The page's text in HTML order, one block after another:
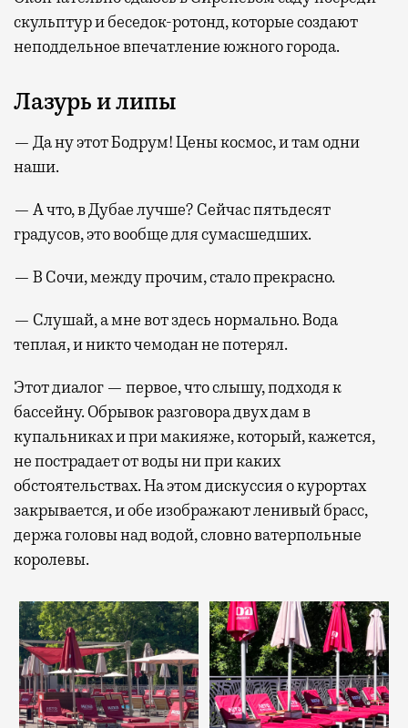
скульптур и беседок-ротонд, которые создают
неподдельное впечатление южного города.
Лазурь и липы
— Да ну этот Бодрум! Цены космос, и там одни
наши.
— А что, в Дубае лучше? Сейчас пятьдесят
градусов, это вообще для сумасшедших.
— В Сочи, между прочим, стало прекрасно.
— Слушай, а мне вот здесь нормально. Вода
теплая, и никто чемодан не потерял.
Этот диалог — первое, что слышу, подходя к
бассейну. Обрывок разговора двух дам в
купальниках и при макияже, который, кажется,
не пострадает от воды ни при каких
обстоятельствах. На этом дискуссия о курортах
закрывается, и обе изображают ленивый брасс,
держа головы над водой, словно ватерпольные
королевы.